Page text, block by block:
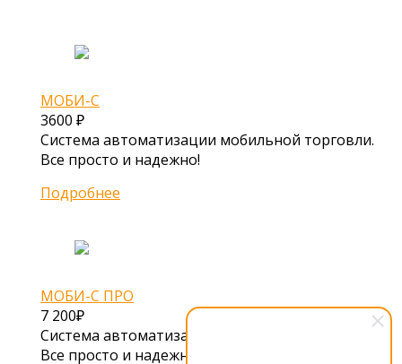
МОБИ-С
3600 ₽
Система автоматизации мобильной торговли.
Все просто и надежно!
Подробнее
МОБИ-С ПРО
7 200₽
Система автоматизации мобильной торговли.
Все просто и надежно!